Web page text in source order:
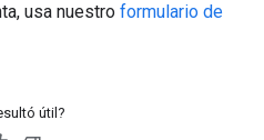
usa nuestro formulario de
útil?